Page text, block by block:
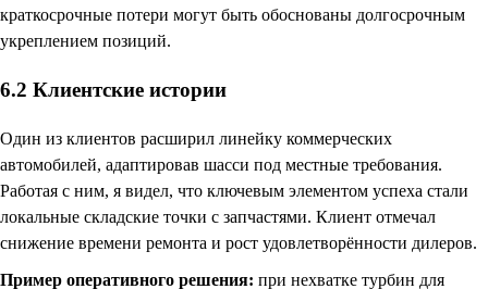
краткосрочные потери могут быть обоснованы долгосрочным
укреплением позиций.
6.2 Клиентские истории
Один из клиентов расширил линейку коммерческих
автомобилей, адаптировав шасси под местные требования.
Работая с ним, я видел, что ключевым элементом успеха стали
локальные складские точки с запчастями. Клиент отмечал
снижение времени ремонта и рост удовлетворённости дилеров.
Пример оперативного решения: при нехватке турбин для